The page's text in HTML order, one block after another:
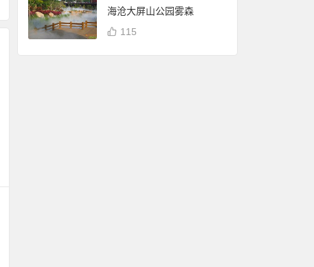
海沧大屏山公园雾森
115